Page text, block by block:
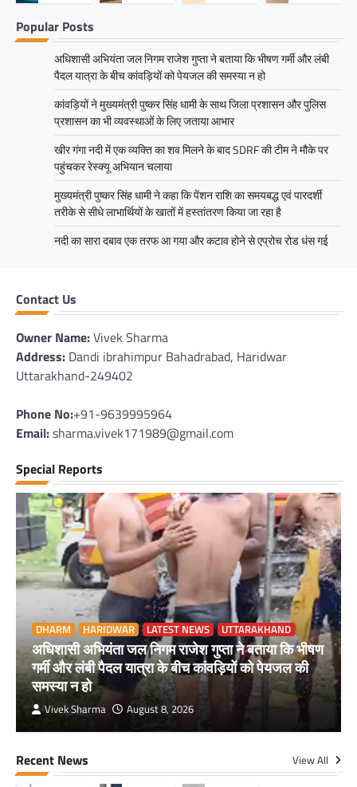
Popular Posts
अधिशासी अभियंता जल निगम राजेश गुप्ता ने बताया कि भीषण गर्मी और लंबी
पैदल यात्रा के बीच कांवड़ियों को पेयजल की समस्या न हो
कांवड़ियों ने मुख्यमंत्री पुष्कर सिंह धामी के साथ जिला प्रशासन और पुलिस
प्रशासन का भी व्यवस्थाओं के लिए जताया आभार
खीर गंगा नदी में एक व्यक्ति का शव मिलने के बाद SDRF की टीम ने मौके पर
पहुंचकर रेस्क्यू अभियान चलाया
मुख्यमंत्री पुष्कर सिंह धामी ने कहा कि पेंशन राशि का समयबद्ध एवं पारदर्शी
तरीके से सीधे लाभार्थियों के खातों में हस्तांतरण किया जा रहा है
नदी का सारा दबाव एक तरफ आ गया और कटाव होने से एप्रोच रोड धंस गई
Contact Us
Owner Name:Vivek Sharma
Address: Dandi ibrahimpur Bahadrabad, Haridwar
Uttarakhand-249402
Phone No:+91-9639995964
Email:sharma.vivek171989@gmail.com
Special Reports
DHARM HARIDWAR LATEST NEWS UTTARAKHAND
अधिशासी अभियंता जल निगम राजेश गुप्ता ने बताया कि भीषण
गर्मी और लंबी पैदल यात्रा के बीच कांवड़ियों को पेयजल की
समस्या न हो
Vivek Sharma August 8, 2026
Recent News View All